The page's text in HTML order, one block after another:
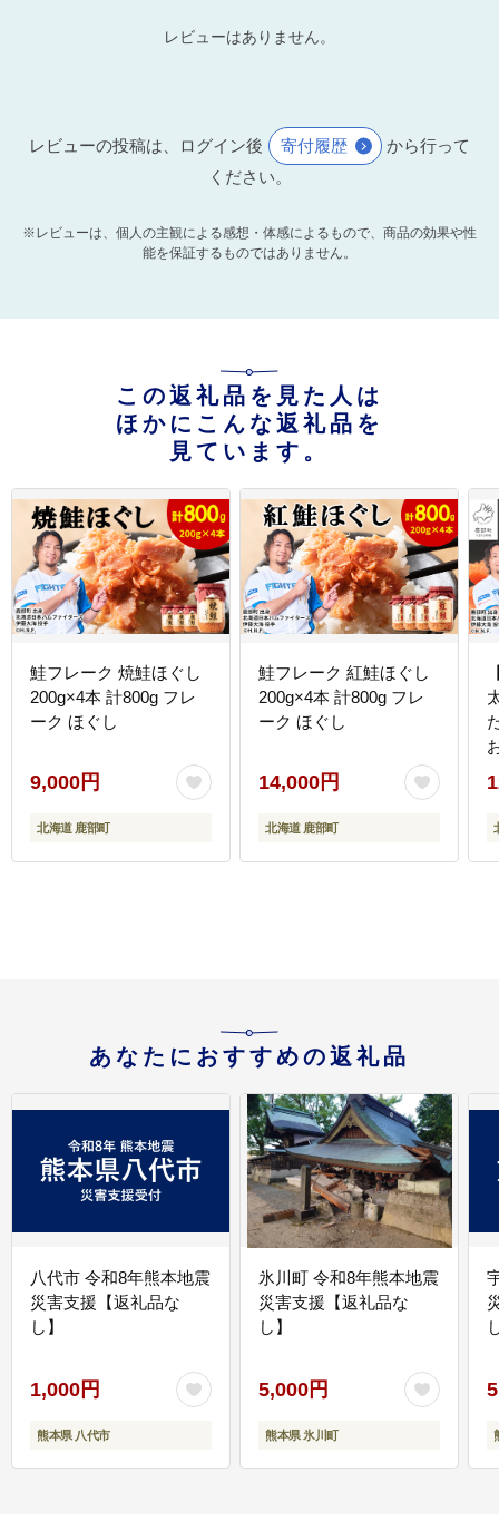
レビューはありません。
レビューの投稿は、ログイン後 寄付履歴
から行って
ください。
※レビューは、個人の主観による感想・体感によるもので、商品の効果や性
能を保証するものではありません。
この返礼品を見た人は
ほかにこんな返礼品を
見ています。
鮭フレーク 焼鮭ほぐし
200g×4本 計800g フレ
ーク ほぐし
9,000円
北海道 鹿部町
鮭フレーク 紅鮭ほぐし
200g×4本 計800g フレ
ーク ほぐし
14,000円
北海道 鹿部町
あなたにおすすめの返礼品
八代市 令和8年熊本地震
災害支援【返礼品な
し】
1,000円
熊本県 八代市
氷川町 令和8年熊本地震
災害支援【返礼品な
し】
5,000円
熊本県 氷川町